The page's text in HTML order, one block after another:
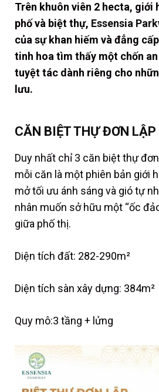
Trên khuôn viên 2 hecta, giới
phố và biệt thự, Essensia
của sự khan hiếm và đẳng
tinh hoa tìm thấy một chốn
tuyệt tác dành riêng cho
lưu.
CĂN BIỆT THỰ ĐƠN LẬP
Duy nhất chỉ 3 căn biệt thự
mỗi căn là một phiên bản giới
mở tối ưu ánh sáng và gió tự
nhân muốn sở hữu một “ốc
giữa phố thị.
Diện tích đất: 282-290m²
Diện tích sàn xây dựng: 384m²
Quy mô:3 tầng + lửng